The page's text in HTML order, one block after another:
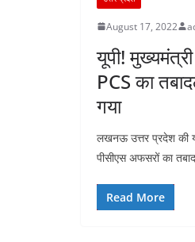
August 17, 2022
यूपी!
PCS का
गया
लखनऊ उत्तर प्रदेश की
पीसीएस अफसरों का
Read More